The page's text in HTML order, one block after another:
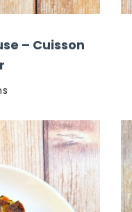
– Cuisson